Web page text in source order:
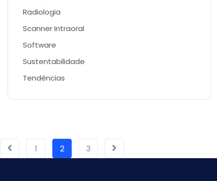
Radiologia
Scanner Intraoral
Software
Sustentabilidade
Tendências
1 2 3